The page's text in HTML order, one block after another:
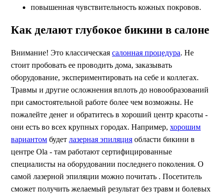
повышенная чувствительность кожных покровов.
Как делают глубокое бикини в салоне
Внимание! Это классическая салонная процедура. Не
стоит пробовать ее проводить дома, заказывать
оборудование, экспериментировать на себе и коллегах.
Травмы и другие осложнения вплоть до новообразований
при самостоятельной работе более чем возможны. Не
пожалейте денег и обратитесь в хороший центр красоты -
они есть во всех крупных городах. Например, хорошим
вариантом будет лазерная эпиляция области бикини в
центре Ola - там работают сертифицированные
специалисты на оборудовании последнего поколения. О
самой лазерной эпиляции можно почитать . Посетитель
сможет получить желаемый результат без травм и болевых